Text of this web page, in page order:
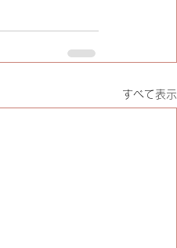
すべて表示